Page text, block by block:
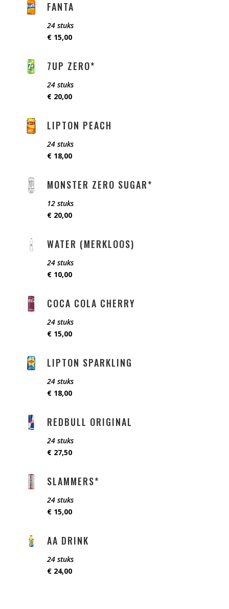
FANTA
24 stuks
€ 15,00
7UP ZERO*
24 stuks
€ 20,00
LIPTON PEACH
24 stuks
€ 18,00
MONSTER ZERO SUGAR*
12 stuks
€ 20,00
WATER (MERKLOOS)
24 stuks
€ 10,00
COCA COLA CHERRY
24 stuks
€ 15,00
LIPTON SPARKLING
24 stuks
€ 18,00
REDBULL ORIGINAL
24 stuks
€ 27,50
SLAMMERS*
24 stuks
€ 15,00
AA DRINK
24 stuks
€ 24,00